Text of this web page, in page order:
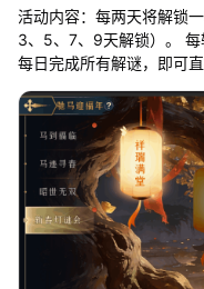
活动内容：每两天将解锁
3、5、7、9天解锁）。 每
每日完成所有解谜，即可